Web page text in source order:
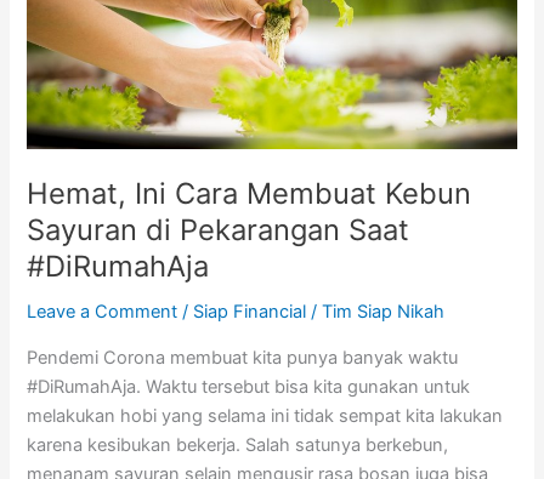
Hemat, Ini Cara Membuat Kebun
Sayuran di Pekarangan Saat
#DiRumahAja
Leave a Comment / Siap Financial /Tim Siap Nikah
Pendemi Corona membuat kita punya banyak waktu
#DiRumahAja. Waktu tersebut bisa kita gunakan untuk
melakukan hobi yang selama ini tidak sempat kita lakukan
karena kesibukan bekerja. Salah satunya berkebun,
menanam sayuran selain mengusir rasa bosan juga bisa
Pekarangan
Saat
#DiRumahAja